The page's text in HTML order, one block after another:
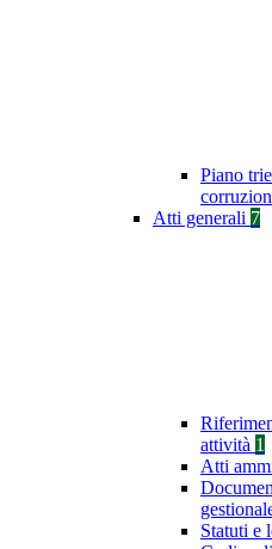
Piano
Atti generali 7
attività 1
Atti
Statuti e